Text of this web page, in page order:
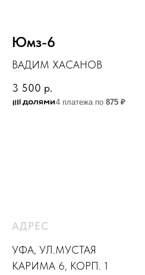
Юмз-6
ВАДИМ ХАСАНОВ
3 500 р.
4 платежа по 875 ₽
АДРЕС
УФА, УЛ.МУСТАЯ
КАРИМА 6, КОРП. 1